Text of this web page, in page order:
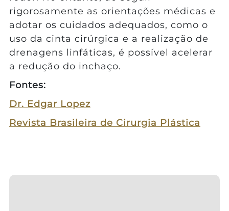
rigorosamente as orientações médicas e
adotar os cuidados adequados, como o
uso da cinta cirúrgica e a realização de
drenagens linfáticas, é possível acelerar
a redução do inchaço.
Fontes:
Dr. Edgar Lopez
Revista Brasileira de Cirurgia Plástica